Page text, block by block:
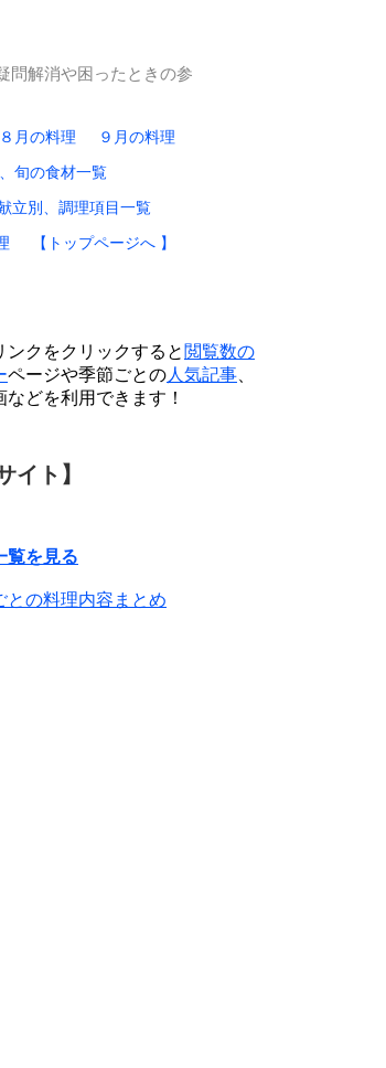
問解消や困ったときの参
８月の料理
９月の料理
旬の食材一覧
立別、調理項目一覧
【トップページへ 】
ンクをクリックすると 閲覧数の
ページや季節ごとの人気記事
どを利用できます！
イト】
覧を見る
との料理内容まとめ